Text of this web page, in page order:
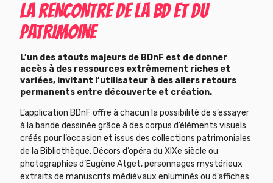
LA RENCONTRE DE LA BD ET DU
PATRIMOINE
L’un des atouts majeurs de BDnF est de donner
accès à des ressources extrêmement riches et
variées, invitant l’utilisateur à des allers retours
permanents entre découverte et création.
L’application BDnF offre à chacun la possibilité de s’essayer
à la bande dessinée grâce à des corpus d’éléments visuels
créés pour l’occasion et issus des collections patrimoniales
de la Bibliothèque. Décors d’opéra du XIXe siècle ou
photographies d’Eugène Atget, personnages mystérieux
extraits de manuscrits médiévaux enluminés ou d’affiches